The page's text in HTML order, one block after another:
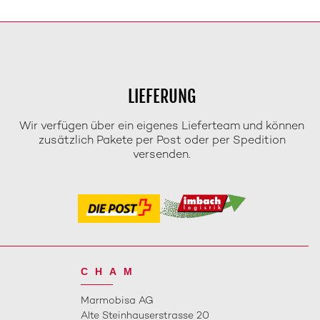
LIEFERUNG
Wir verfügen über ein eigenes Lieferteam und können
zusätzlich Pakete per Post oder per Spedition
versenden.
CHAM
Marmobisa AG
Alte Steinhauserstrasse 20